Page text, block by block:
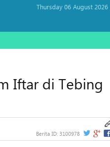
Thursday 06 August 2026 ,
Iftar di Tebing
Berita ID: 3100978